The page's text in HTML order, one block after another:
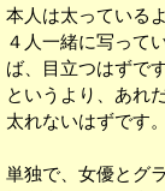
本人は太っている
４人一緒に写って
ば、目立つはずです
というより、あれ
太れないはずです。
単独で、女優とグ